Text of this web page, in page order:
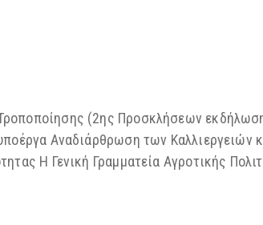
(2ης Προσκλήσεων
Αναδιάρθρωση των Καλλιεργειών
Η Γενική Γραμματεία Αγροτικής